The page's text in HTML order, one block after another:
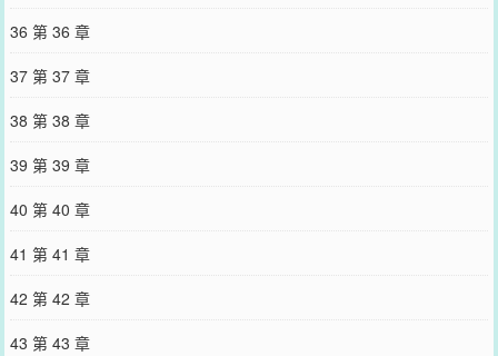
36 第 36 章
37 第 37 章
38 第 38 章
39 第 39 章
40 第 40 章
41 第 41 章
42 第 42 章
43 第 43 章